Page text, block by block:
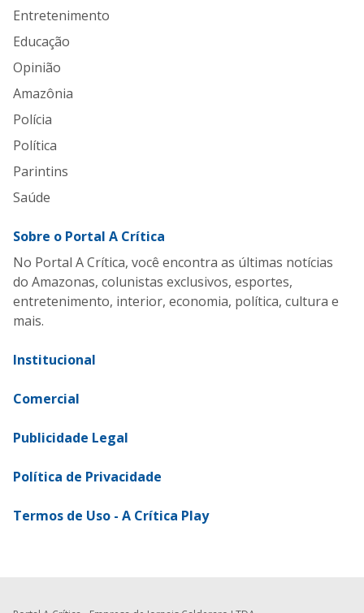
Entretenimento
Educação
Opinião
Amazônia
Polícia
Política
Parintins
Saúde
Sobre o Portal A Crítica
No Portal A Crítica, você encontra as últimas notícias
do Amazonas, colunistas exclusivos, esportes,
entretenimento, interior, economia, política, cultura e
mais.
Institucional
Comercial
Publicidade Legal
Política de Privacidade
Termos de Uso - A Crítica Play